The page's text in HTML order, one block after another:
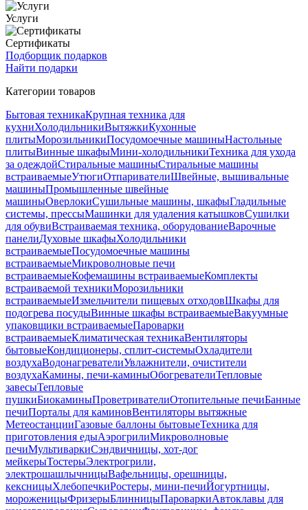
Услуги
Сертификаты
Подборщик подарков
Найти подарки
Категории товаров
Бытовая техникаКрупная техника для
кухниХолодильникиВытяжкиКухонные
плитыМорозильникиПосудомоечные машиныНастольные
плитыВинные шкафыМини-холодильникиТехника для ухода
за одеждойСтиральные машиныСтиральные машины
встраиваемыеУтюгиОтпаривателиШвейные, вышивальные
машиныПромышленные швейные
машиныОверлокиСушильные машины, шкафыГладильные
системы, прессыМашинки для удаления катышковСушилки
для обувиВстраиваемая техника, оборудованиеВарочные
панелиДуховые шкафыХолодильники
встраиваемыеПосудомоечные машины
встраиваемыеМикроволновые печи
встраиваемыеКофемашины встраиваемыеКомплекты
встраиваемой техникиМорозильники
встраиваемыеИзмельчители пищевых отходовШкафы для
подогрева посудыВинные шкафы встраиваемыеВакуумные
упаковщики встраиваемыеПароварки
встраиваемыеКлиматическая техникаВентиляторы
бытовыеКондиционеры, сплит-системыОхладители
воздухаВодонагревателиУвлажнители, очистители
воздухаКамины, печи-каминыОбогревателиТепловые
завесыТепловые
пушкиБиокаминыПроветривателиОтопительные печиБанные
печиПорталы для каминовВентиляторы вытяжные
МетеостанцииГазовые баллоны бытовыеТехника для
приготовления едыАэрогрилиМикроволновые
печиМультиваркиСэндвичницы, хот-дог
мейкерыТостерыЭлектрогрили,
электрошашлычницыВафельницы, орешницы,
кексницыХлебопечкиРостеры, мини-печиЙогуртницы,
мороженицыФризерыБлинницыПароваркиАвтоклавы для